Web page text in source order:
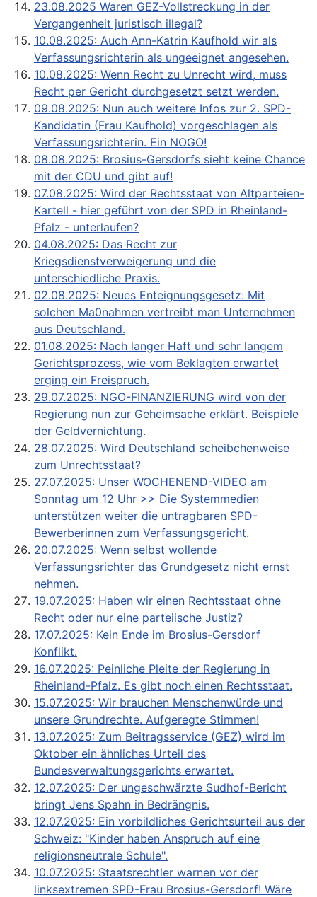
23.08.2025 Waren GEZ-Vollstreckung in der
Vergangenheit juristisch illegal?
10.08.2025: Auch Ann-Katrin Kaufhold wir als
Verfassungsrichterin als ungeeignet angesehen.
10.08.2025: Wenn Recht zu Unrecht wird, muss
Recht per Gericht durchgesetzt setzt werden.
09.08.2025: Nun auch weitere Infos zur 2. SPD-
Kandidatin (Frau Kaufhold) vorgeschlagen als
Verfassungsrichterin. Ein NOGO!
08.08.2025: Brosius-Gersdorfs sieht keine Chance
mit der CDU und gibt auf!
07.08.2025: Wird der Rechtsstaat von Altparteien-
Kartell - hier geführt von der SPD in Rheinland-
Pfalz - unterlaufen?
04.08.2025: Das Recht zur
Kriegsdienstverweigerung und die
unterschiedliche Praxis.
02.08.2025: Neues Enteignungsgesetz: Mit
solchen Ma0nahmen vertreibt man Unternehmen
aus Deutschland.
01.08.2025: Nach langer Haft und sehr langem
Gerichtsprozess, wie vom Beklagten erwartet
erging ein Freispruch.
29.07.2025: NGO-FINANZIERUNG wird von der
Regierung nun zur Geheimsache erklärt. Beispiele
der Geldvernichtung.
28.07.2025: Wird Deutschland scheibchenweise
zum Unrechtsstaat?
27.07.2025: Unser WOCHENEND-VIDEO am
Sonntag um 12 Uhr >> Die Systemmedien
unterstützen weiter die untragbaren SPD-
Bewerberinnen zum Verfassungsgericht.
20.07.2025: Wenn selbst wollende
Verfassungsrichter das Grundgesetz nicht ernst
nehmen.
19.07.2025: Haben wir einen Rechtsstaat ohne
Recht oder nur eine parteiische Justiz?
17.07.2025: Kein Ende im Brosius-Gersdorf
Konflikt.
16.07.2025: Peinliche Pleite der Regierung in
Rheinland-Pfalz. Es gibt noch einen Rechtsstaat.
15.07.2025: Wir brauchen Menschenwürde und
unsere Grundrechte. Aufgeregte Stimmen!
13.07.2025: Zum Beitragsservice (GEZ) wird im
Oktober ein ähnliches Urteil des
Bundesverwaltungsgerichts erwartet.
12.07.2025: Der ungeschwärzte Sudhof-Bericht
bringt Jens Spahn in Bedrängnis.
12.07.2025: Ein vorbildliches Gerichtsurteil aus der
Schweiz: "Kinder haben Anspruch auf eine
religionsneutrale Schule".
10.07.2025: Staatsrechtler warnen vor der
linksextremen SPD-Frau Brosius-Gersdorf! Wäre